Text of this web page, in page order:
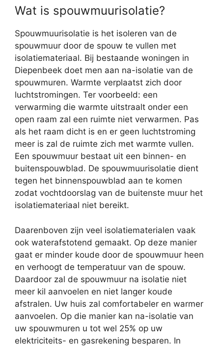
Wat is spouwmuurisolatie?
Spouwmuurisolatie is het isoleren van de
spouwmuur door de spouw te vullen met
isolatiemateriaal. Bij bestaande woningen in
Diepenbeek doet men aan na-isolatie van de
spouwmuren. Warmte verplaatst zich door
luchtstromingen. Ter voorbeeld: een
verwarming die warmte uitstraalt onder een
open raam zal een ruimte niet verwarmen. Pas
als het raam dicht is en er geen luchtstroming
meer is zal de ruimte zich met warmte vullen.
Een spouwmuur bestaat uit een binnen- en
buitenspouwblad. De spouwmuurisolatie dient
tegen het binnenspouwblad aan te komen
zodat vochtdoorslag van de buitenste muur het
isolatiemateriaal niet bereikt.
Daarenboven zijn veel isolatiematerialen vaak
ook waterafstotend gemaakt. Op deze manier
gaat er minder koude door de spouwmuur heen
en verhoogt de temperatuur van de spouw.
Daardoor zal de spouwmuur na isolatie niet
meer kil aanvoelen en niet langer koude
afstralen. Uw huis zal comfortabeler en warmer
aanvoelen. Op die manier kan na-isolatie van
uw spouwmuren u tot wel 25% op uw
elektriciteits- en gasrekening besparen. In